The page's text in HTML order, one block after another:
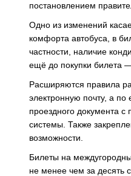
постановлением
Одно из изменений
комфорта автобуса, в
частности, наличие
ещё до покупки билета
Расширяются правила
электронную почту, а
проездного документа
системы. Также
возможности.
Билеты на
не менее чем за десять